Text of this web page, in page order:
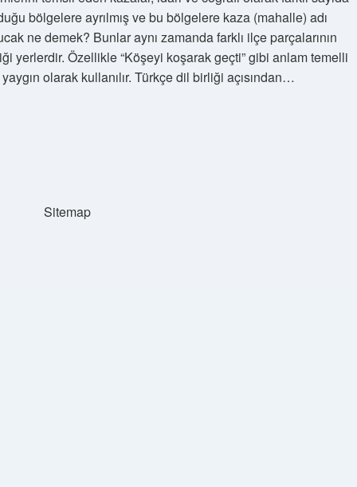
bölgelere ayrılmış ve bu bölgelere kaza (mahalle) adı
ne demek? Bunlar aynı zamanda farklı ilçe parçalarının
yerlerdir. Özellikle “Köşeyi koşarak geçti” gibi anlam temelli
olarak kullanılır. Türkçe dil birliği açısından…
Sitemap